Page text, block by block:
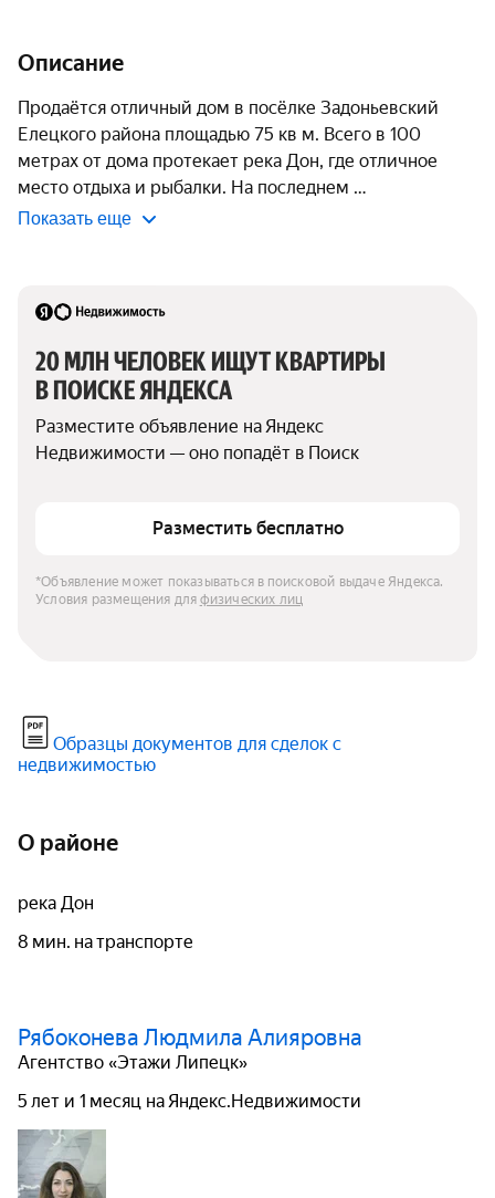
Описание
Продаётся отличный дом в посёлке Задоньевский
Елецкого района площадью 75 кв м. Всего в 100
метрах от дома протекает река Дон, где отличное
место отдыха и рыбалки. На последнем
Показать еще
20 МЛН ЧЕЛОВЕК ИЩУТ КВАРТИРЫ
В ПОИСКЕ ЯНДЕКСА
Разместите объявление на Яндекс
Недвижимости — оно попадёт в Поиск
Разместить бесплатно
*Объявление может показываться в поисковой выдаче Яндекса.
Условия размещения для физических лиц
Образцы документов для сделок с
недвижимостью
О районе
река Дон
8 мин. на транспорте
Рябоконева Людмила Алияровна
Агентство «Этажи Липецк»
5 лет и 1 месяц на Яндекс.Недвижимости